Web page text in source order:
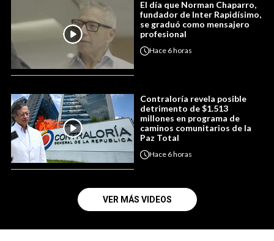
El día que Norman Chaparro,
fundador de Inter Rapidísimo,
se graduó como mensajero
profesional
Hace 6 horas
Contraloría revela posible
detrimento de $1.513
millones en programa de
caminos comunitarios de la
Paz Total
Hace 6 horas
VER MÁS VIDEOS